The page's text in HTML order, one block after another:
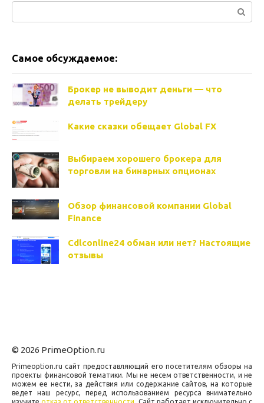
Самое обсуждаемое:
Брокер не выводит деньги — что
делать трейдеру
Какие сказки обещает Global FX
Выбираем хорошего брокера для
торговли на бинарных опционах
Обзор финансовой компании Global
Finance
Cdlconline24 обман или нет? Настоящие
отзывы
© 2026 PrimeOption.ru
Primeoption.ru сайт предоставляющий его посетителям обзоры на
проекты финансовой тематики. Мы не несем ответственности, и не
можем ее нести, за действия или содержание сайтов, на которые
ведет наш ресурс, перед использованием ресурса внимательно